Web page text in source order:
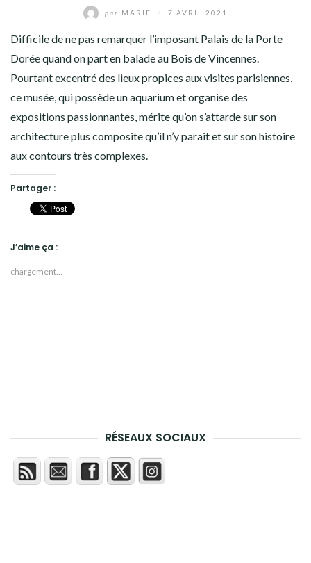
par MARIE 7 AVRIL 2021
Difficile de ne pas remarquer l’imposant Palais de la Porte
Dorée quand on part en balade au Bois de Vincennes.
Pourtant excentré des lieux propices aux visites parisiennes,
ce musée, qui possède un aquarium et organise des
expositions passionnantes, mérite qu’on s’attarde sur son
architecture plus composite qu’il n’y parait et sur son histoire
aux contours très complexes.
Partager :
J’aime ça :
chargement…
RÉSEAUX SOCIAUX